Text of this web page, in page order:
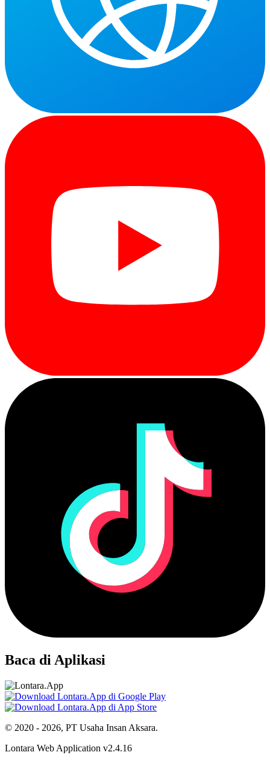
Baca di Aplikasi
© 2020 - 2026, PT Usaha Insan Aksara.
Lontara Web Application v2.4.16